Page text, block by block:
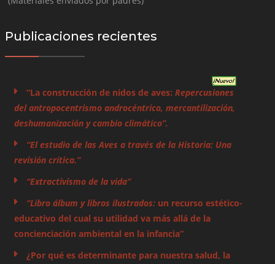
Publicaciones recientes
“La construcción de nidos de aves: Repercusiones
del antropocentrismo androcéntrico, mercantilización,
deshumanización y cambio climático”.
“El estudio de las Aves a través de la Historia: Una
revisión crítica.”
“Extractivismo de la vida”
“Libro álbum y libros ilustrados: un recurso estético-
educativo del cual su utilidad va más allá de la
concienciación ambiental en la infancia”
¿Por qué es determinante para nuestra salud, la